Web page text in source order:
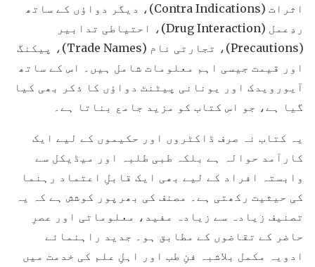
اثرات (Contra Indications)، دیگر دواؤں کے ساتھ
ردِعمل (Drug Interaction)، احتیاطی تدابیر
(Precautions)، تجارتی نام (Trade Names)، پیکنگ
اور قیمت جیسی اہم معلومات شامل ہیں۔ اس کے ساتھ
آیورویدک اور یونانی پیٹنٹ دواؤں کا ذکر بھی کیا
گیا ہے، جو اس کتاب کو مزید جامع بناتا ہے۔
یہ کتاب نہ صرف ڈاکٹروں اور حکیموں کے لیے ایک
کارآمد حوالہ ہے بلکہ طبی طلبہ اور میڈیکل سے
وابستہ افراد کے لیے بھی ایک قابلِ اعتماد رہنما
کی حیثیت رکھتی ہے۔ مصنف کی بھرپور کوشش ہے کہ یہ
تصنیف زیادہ سے زیادہ مفید، معلوماتی اور عصرِ
حاضر کے تقاضوں کے مطابق ہو۔ جدید راہنمائے
ادویہ مکمل بلاشبہ فنِ طب اور اہلِ علم کی خدمت میں